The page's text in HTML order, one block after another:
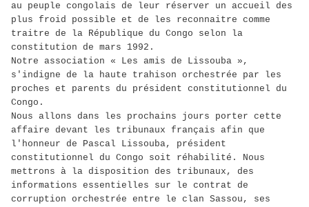
au peuple congolais de leur réserver un accueil des
plus froid possible et de les reconnaitre comme
traitre de la République du Congo selon la
constitution de mars 1992.
Notre association « Les amis de Lissouba »,
s'indigne de la haute trahison orchestrée par les
proches et parents du président constitutionnel du
Congo.
Nous allons dans les prochains jours porter cette
affaire devant les tribunaux français afin que
l'honneur de Pascal Lissouba, président
constitutionnel du Congo soit réhabilité. Nous
mettrons à la disposition des tribunaux, des
informations essentielles sur le contrat de
corruption orchestrée entre le clan Sassou, ses